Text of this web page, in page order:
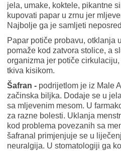
jela, umake, koktele, pikantne
kupovati papar u zrnu jer
Najbolje ga je samljeti
Papar potiče probavu, otklanja
pomaže kod zatvora stolice, a
organizma jer potiče
tkiva kisikom.
Šafran - podrijetlom je iz Male
začinska biljka. Dodaje se u
sa mljevenim mesom. U
za razne bolesti. Uklanja
kod problema povezanih sa
šafranal primjenjuje se u
neuralgija. U stomatologiji ga